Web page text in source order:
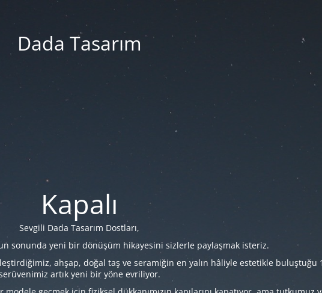
Dada Tasarım
Kapalı
Sevgili Dada Tasarım Dostları,
sonunda yeni bir dönüşüm hikayesini sizlerle paylaşmak isteriz.
ahşap, doğal taş ve seramiğin en yalın hâliyle estetikle buluştuğu
artık yeni bir yöne evriliyor.